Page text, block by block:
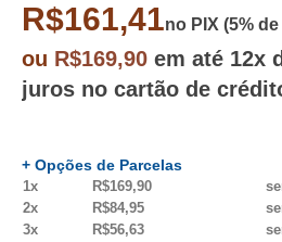
R$161,41no PIX (5%
ou R$169,90 em até 12x
juros no cartão de
+ Opções de Parcelas
1x R$169,90
2x
R$84,95
3x
R$56,63